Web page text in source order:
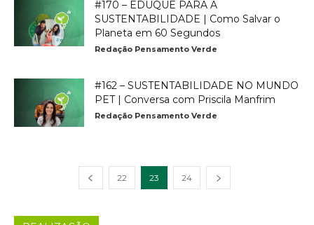
#170 – EDUQUE PARA A
SUSTENTABILIDADE | Como Salvar o
Planeta em 60 Segundos
Redação Pensamento Verde
#162 – SUSTENTABILIDADE NO MUNDO
PET | Conversa com Priscila Manfrim
Redação Pensamento Verde
22 23 24